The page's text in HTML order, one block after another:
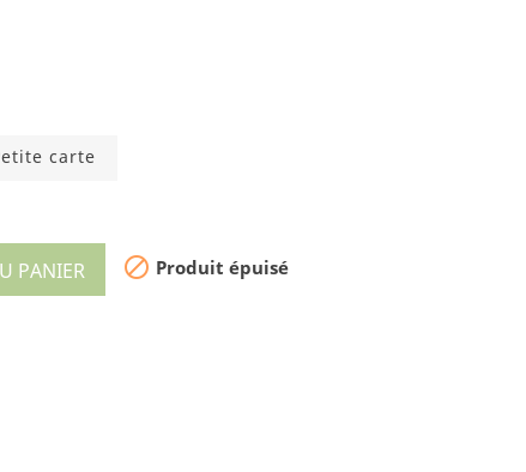
carte
PANIER  Produit épuisé